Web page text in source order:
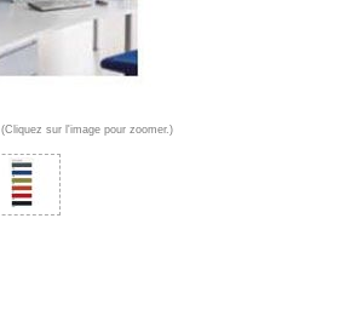
(Cliquez sur l'image pour zoomer.)